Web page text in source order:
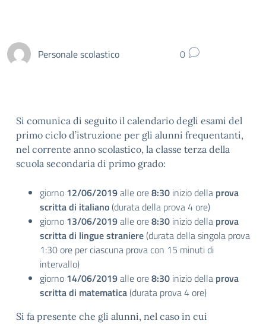
Personale scolastico 0
Si comunica di seguito il calendario degli esami del
primo ciclo d’istruzione per gli alunni frequentanti,
nel corrente anno scolastico, la classe terza della
scuola secondaria di primo grado:
giorno 12/06/2019alle ore8:30 inizio della prova
scritta di italiano (durata della prova 4 ore)
giorno 13/06/2019alle ore8:30 inizio della prova
scritta di lingue straniere (durata della singola prova
1:30 ore per ciascuna prova con 15 minuti di
intervallo)
giorno 14/06/2019alle ore8:30 inizio della prova
scritta di matematica (durata prova 4 ore)
Si fa presente che gli alunni, nel caso in cui